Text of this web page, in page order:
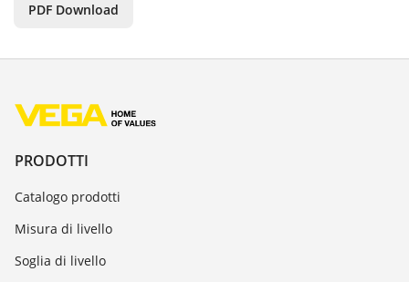
PDF Download
PRODOTTI
Catalogo prodotti
Misura di livello
Soglia di livello